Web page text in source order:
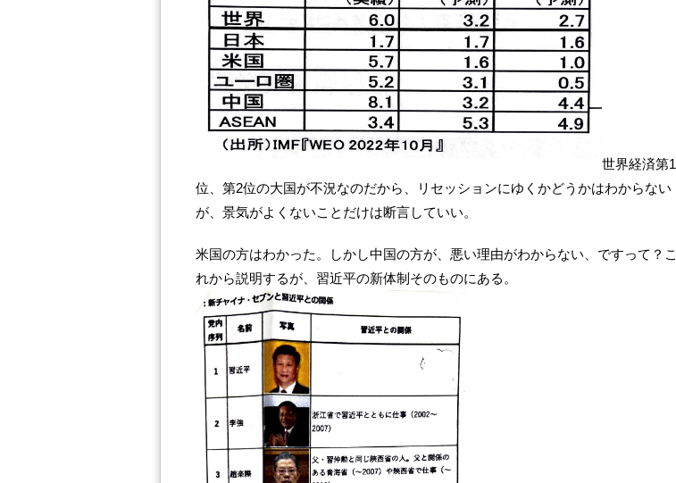
世界経済第1
位、第2位の大国が不況なのだから、リセッションにゆくかどうかはわからない
が、景気がよくないことだけは断言していい。
米国の方はわかった。しかし中国の方が、悪い理由がわからない、ですって？こ
れから説明するが、習近平の新体制そのものにある。